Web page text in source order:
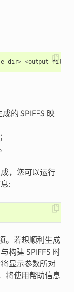
> <output_file
的 SPIFFS 映
，您可以运行
:
。若想顺利生成
构建 SPIFFS 时
显示参数所对
将使用帮助信息